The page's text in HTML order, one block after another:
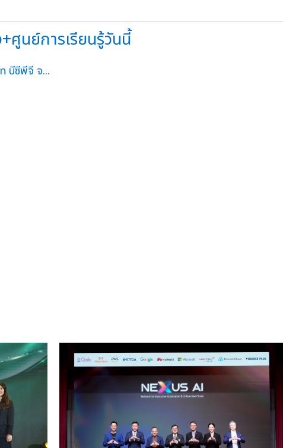
ศูนย์การเรียนรู้วันนี้